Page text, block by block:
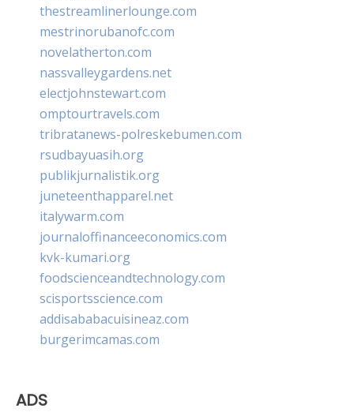
thestreamlinerlounge.com
mestrinorubanofc.com
novelatherton.com
nassvalleygardens.net
electjohnstewart.com
omptourtravels.com
tribratanews-polreskebumen.com
rsudbayuasih.org
publikjurnalistik.org
juneteenthapparel.net
italywarm.com
journaloffinanceeconomics.com
kvk-kumari.org
foodscienceandtechnology.com
scisportsscience.com
addisababacuisineaz.com
burgerimcamas.com
ADS